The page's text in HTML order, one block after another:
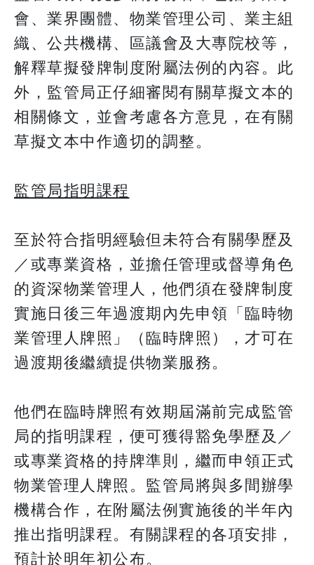
會、業界團體、物業管理公司、業主組
織、公共機構、區議會及大專院校等，
解釋草擬發牌制度附屬法例的內容。此
外，監管局正仔細審閱有關草擬文本的
相關條文，並會考慮各方意見，在有關
草擬文本中作適切的調整。
監管局指明課程
至於符合指明經驗但未符合有關學歷及
／或專業資格，並擔任管理或督導角色
的資深物業管理人，他們須在發牌制度
實施日後三年過渡期內先申領「臨時物
業管理人牌照」（臨時牌照），才可在
過渡期後繼續提供物業服務。
他們在臨時牌照有效期屆滿前完成監管
局的指明課程，便可獲得豁免學歷及／
或專業資格的持牌準則，繼而申領正式
物業管理人牌照。監管局將與多間辦學
機構合作，在附屬法例實施後的半年內
推出指明課程。有關課程的各項安排，
預計於明年初公布。